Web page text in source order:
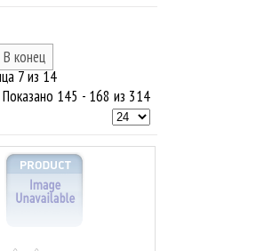
В конец
7 из 14
Показано 145 - 168 из 314